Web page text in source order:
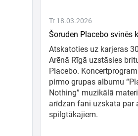
Tr 18.03.2026
Šoruden Placebo svinēs
Atskatoties uz karjeras
Arēnā Rīgā uzstāsies
Placebo.
pirmo grupas albumu
Nothing” muzikālā
arīdzan fani uzskata par
spilgtākajiem.